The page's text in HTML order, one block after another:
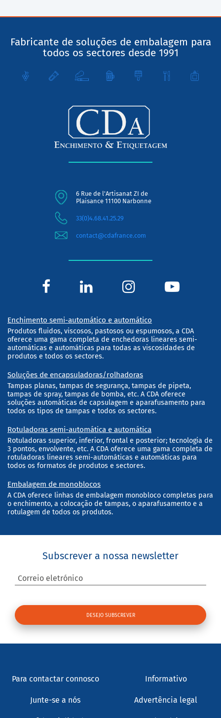
Fabricante de soluções de embalagem para
todos os sectores desde 1991
6 Rue de l'Artisanat ZI de
Plaisance 11100 Narbonne
33(0)4.68.41.25.29
contact@cdafrance.com
Enchimento semi-automático e automático
Produtos fluidos, viscosos, pastosos ou espumosos, a CDA
oferece uma gama completa de enchedoras lineares semi-
automáticas e automáticas para todas as viscosidades de
produtos e todos os sectores.
Soluções de encapsuladoras/rolhadoras
Tampas planas, tampas de segurança, tampas de pipeta,
tampas de spray, tampas de bomba, etc. A CDA oferece
soluções automáticas de capsulagem e aparafusamento para
todos os tipos de tampas e todos os sectores.
Rotuladoras semi-automática e automática
Rotuladoras superior, inferior, frontal e posterior; tecnologia de
3 pontos, envolvente, etc. A CDA oferece uma gama completa de
rotuladoras lineares semi-automáticas e automáticas para
todos os formatos de produtos e sectores.
Embalagem de monoblocos
A CDA oferece linhas de embalagem monobloco completas para
o enchimento, a colocação de tampas, o aparafusamento e a
rotulagem de todos os produtos.
Subscrever a nossa newsletter
Correio eletrónico
Para contactar connosco Informativo
Junte-se a nós Advertência legal